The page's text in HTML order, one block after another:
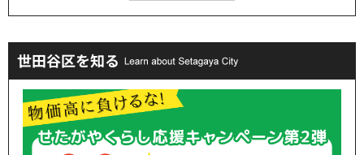
世田谷区を知る